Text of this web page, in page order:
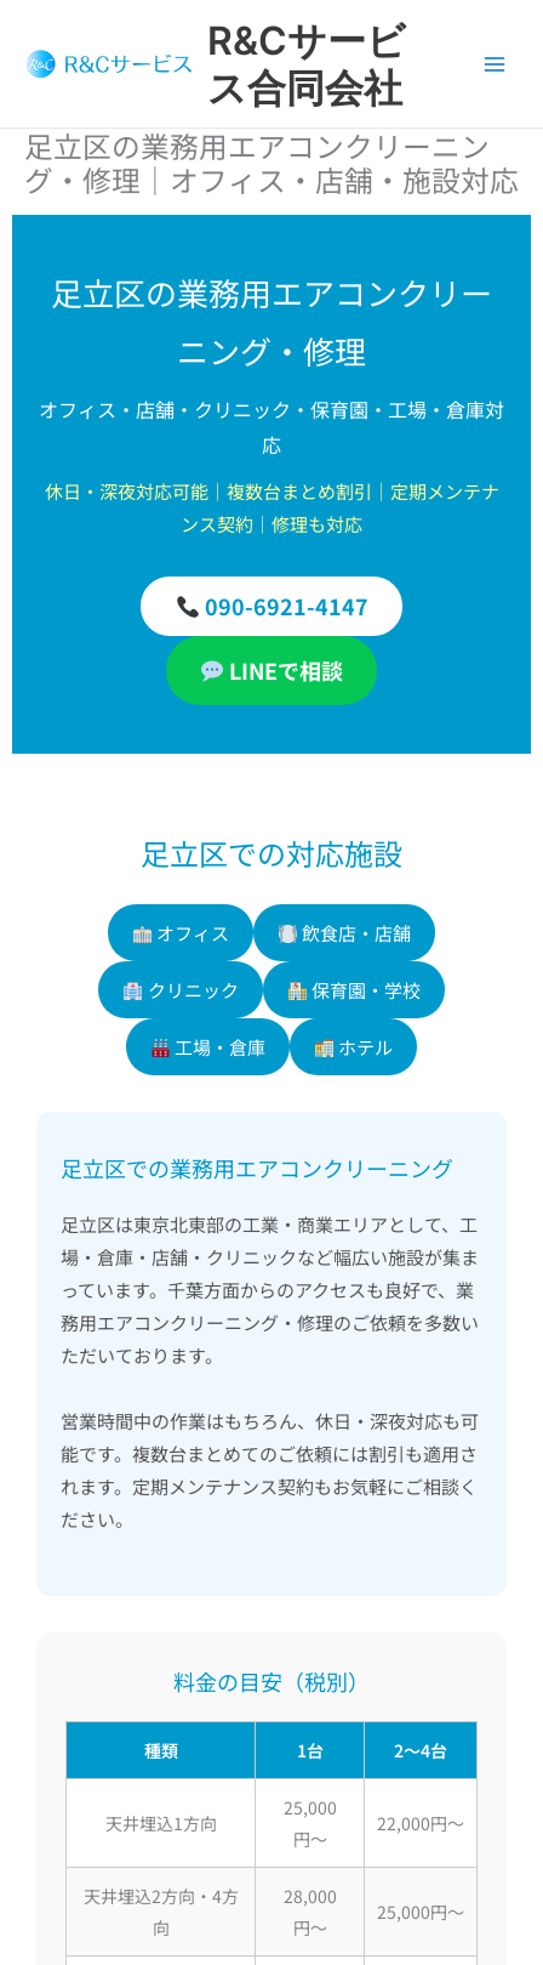
キ
R&Cサービ
ス合同会社
足立区の業務用エアコンクリーニン
グ・修理｜オフィス・店舗・施設対応
足立区の業務用エアコンクリー
ニング・修理
オフィス・店舗・クリニック・保育園・工場・倉庫対
応
休日・深夜対応可能｜複数台まとめ割引｜定期メンテナ
ンス契約｜修理も対応
090-6921-4147
LINEで相談
足立区での対応施設
オフィス 飲食店・店舗
クリニック 保育園・学校
工場・倉庫 ホテル
足立区での業務用エアコンクリーニング
足立区は東京北東部の工業・商業エリアとして、工
場・倉庫・店舗・クリニックなど幅広い施設が集ま
っています。千葉方面からのアクセスも良好で、業
務用エアコンクリーニング・修理のご依頼を多数い
ただいております。
営業時間中の作業はもちろん、休日・深夜対応も可
能です。複数台まとめてのご依頼には割引も適用さ
れます。定期メンテナンス契約もお気軽にご相談く
ださい。
料金の目安（税別）
種類 1台 2〜4台
天井埋込1方向
25,000
円〜
22,000円〜
天井埋込2方向・4方
向
28,000
円〜
25,000円〜